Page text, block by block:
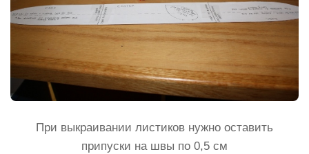
При выкраивании листиков нужно оставить
припуски на швы по 0,5 см